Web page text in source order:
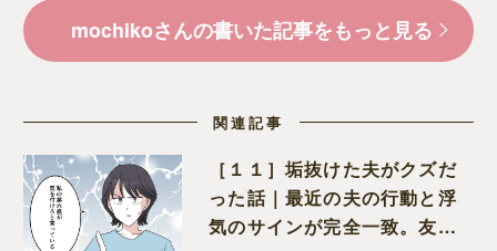
mochikoさんの書いた記事をもっと見る
関連記事
［１１］垢抜けた夫がクズだ
った話｜最近の夫の行動と浮
気のサインが完全一致。友人